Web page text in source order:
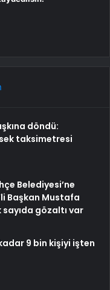
döndü:
taksimetresi
Belediyesi’ne
Başkan Mustafa
gözaltı var
9 bin kişiyi işten